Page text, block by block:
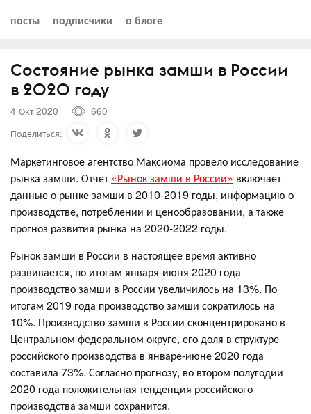
посты подписчики о блоге
Состояние рынка замши в России
в 2020 году
4 Окт 2020
660
Поделиться:
Маркетинговое агентство Максиома провело исследование
рынка замши. Отчет «Рынок замши в России» включает
данные о рынке замши в 2010-2019 годы, информацию о
производстве, потреблении и ценообразовании, а также
прогноз развития рынка на 2020-2022 годы.
Рынок замши в России в настоящее время активно
развивается, по итогам января-июня 2020 года
производство замши в России увеличилось на 13%. По
итогам 2019 года производство замши сократилось на
10%. Производство замши в России сконцентрировано в
Центральном федеральном округе, его доля в структуре
российского производства в январе-июне 2020 года
составила 73%. Согласно прогнозу, во втором полугодии
2020 года положительная тенденция российского
производства замши сохранится.